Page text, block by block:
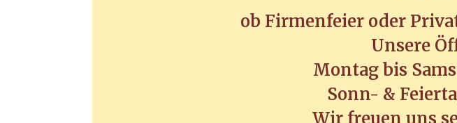
ob Firmenfeier oder
Unsere
Montag bis
Sonn- &
Wir freuen uns